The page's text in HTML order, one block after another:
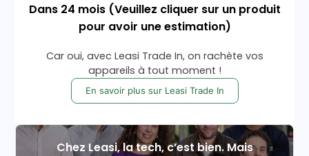
Dans 24 mois (Veuillez cliquer sur un produit
pour avoir une estimation)
Car oui, avec Leasi Trade In, on rachète vos
appareils à tout moment !
En savoir plus sur Leasi Trade In
Chez Leasi, la tech, c’est bien. Mais